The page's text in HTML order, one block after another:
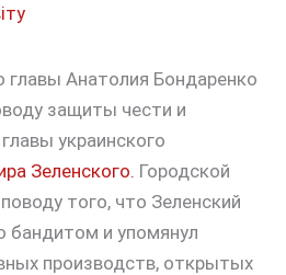
главы Анатолия Бондаренко
защиты чести и
украинского
Зеленского. Городской
того, что Зеленский
бандитом и упомянул
производств, открытых